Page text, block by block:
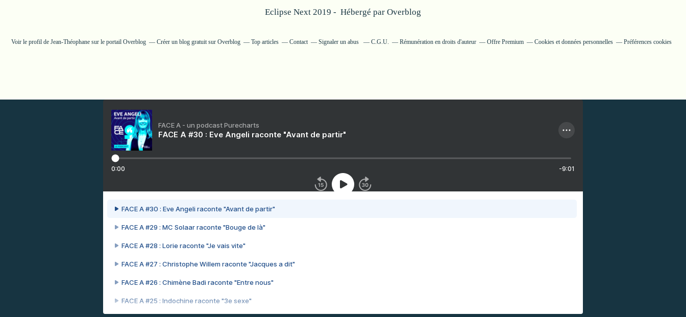
Eclipse Next 2019 - Hébergé par Overblog
Voir le profil de Jean-Théophane sur le portail Overblog Créer un blog gratuit sur Overblog Top articles Contact Signaler un abus C.G.U. Rémunération en droits d'auteur Offre Premium Cookies et données personnelles Préférences cookies
FACE A - un podcast Purecharts
FACE A #30 : Eve Angeli raconte "Avant de partir"
0:00 -9:01
FACE A #30 : Eve Angeli raconte "Avant de partir"
FACE A #29 : MC Solaar raconte "Bouge de là"
FACE A #28 : Lorie raconte "Je vais vite"
FACE A #27 : Christophe Willem raconte "Jacques a dit"
FACE A #26 : Chimène Badi raconte "Entre nous"
FACE A #25 : Indochine raconte "3e sexe"